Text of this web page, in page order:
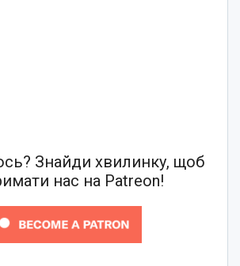
Знайди хвилинку, щоб
нас на Patreon!